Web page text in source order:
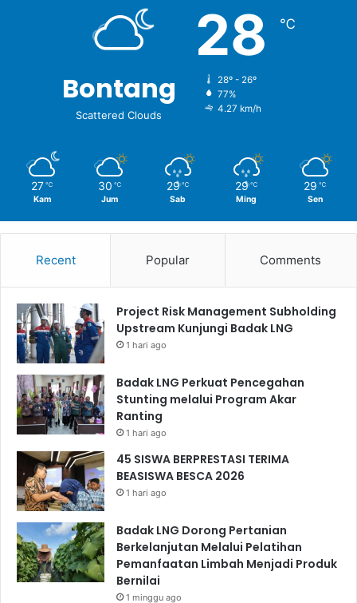
Bontang
Scattered Clouds
28 ℃
28º - 26º
77%
4.27 km/h
27 ℃
Kam
30 ℃
Jum
29 ℃
Sab
29 ℃
Ming
29 ℃
Sen
Recent Popular Comments
Project Risk Management Subholding
Upstream Kunjungi Badak LNG
1 hari ago
Badak LNG Perkuat Pencegahan
Stunting melalui Program Akar
Ranting
1 hari ago
45 SISWA BERPRESTASI TERIMA
BEASISWA BESCA 2026
1 hari ago
Badak LNG Dorong Pertanian
Berkelanjutan Melalui Pelatihan
Pemanfaatan Limbah Menjadi Produk
Bernilai
1 minggu ago